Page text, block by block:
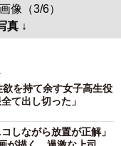
像（3/6）
真 ↓
を持て余す女子高生役
て出し切った」
しながら放置が正解」